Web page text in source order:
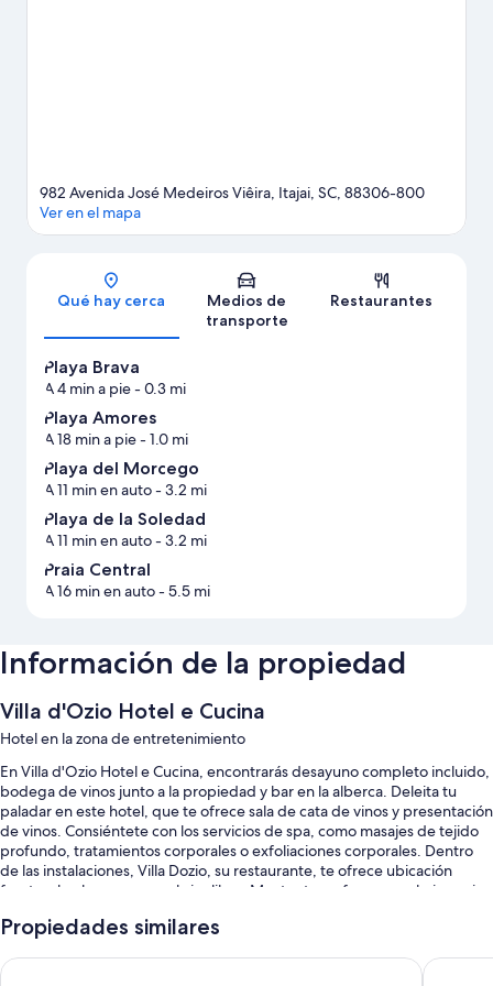
Sección del mapa
982 Avenida José Medeiros Viêira, Itajai, SC, 88306-800
Ver en el mapa
Qué hay cerca
Medios de
transporte
Restaurantes
Playa Brava
A 4 min a pie- 0.3 mi
Playa Amores
A 18 min a pie- 1.0 mi
Playa del Morcego
A 11 min en auto- 3.2 mi
Playa de la Soledad
A 11 min en auto- 3.2 mi
Praia Central
A 16 min en auto- 5.5 mi
Información de la propiedad
Villa d'Ozio Hotel e Cucina
Hotel en la zona de entretenimiento
En Villa d'Ozio Hotel e Cucina, encontrarás desayuno completo incluido,
bodega de vinos junto a la propiedad y bar en la alberca. Deleita tu
paladar en este hotel, que te ofrece sala de cata de vinos y presentación
de vinos. Consiéntete con los servicios de spa, como masajes de tejido
profundo, tratamientos corporales o exfoliaciones corporales. Dentro
de las instalaciones, Villa Dozio, su restaurante, te ofrece ubicación
frente a la playa y mesas al aire libre. Mantente en forma en el gimnasio
a pie o en bicicleta. Podrás conectarte al wifi gratis en las habitaciones
velocidad y encontrarás diversos servicios, como bar junto a la alberca
Propiedades similares
Hilton Garden Inn Itajai Praia Brava Brava